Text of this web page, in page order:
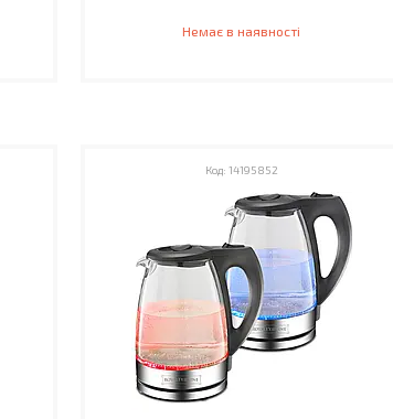
Немає в наявності
14195852